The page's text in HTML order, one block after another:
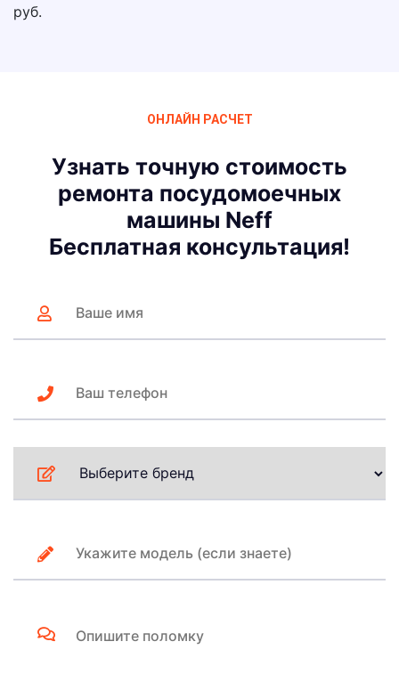
руб.
ОНЛАЙН РАСЧЕТ
Узнать точную стоимость
ремонта посудомоечных
машины Neff
Бесплатная консультация!